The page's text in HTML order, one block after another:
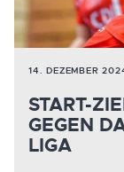
14. DEZEMBER
START-
GEGEN
LIGA